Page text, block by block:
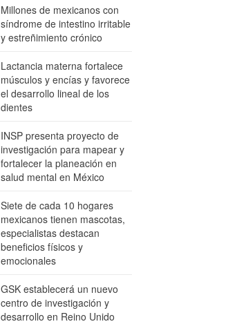
Millones de mexicanos con
síndrome de intestino irritable
y estreñimiento crónico
Lactancia materna fortalece
músculos y encías y favorece
el desarrollo lineal de los
dientes
INSP presenta proyecto de
investigación para mapear y
fortalecer la planeación en
salud mental en México
Siete de cada 10 hogares
mexicanos tienen mascotas,
especialistas destacan
beneficios físicos y
emocionales
GSK establecerá un nuevo
centro de investigación y
desarrollo en Reino Unido